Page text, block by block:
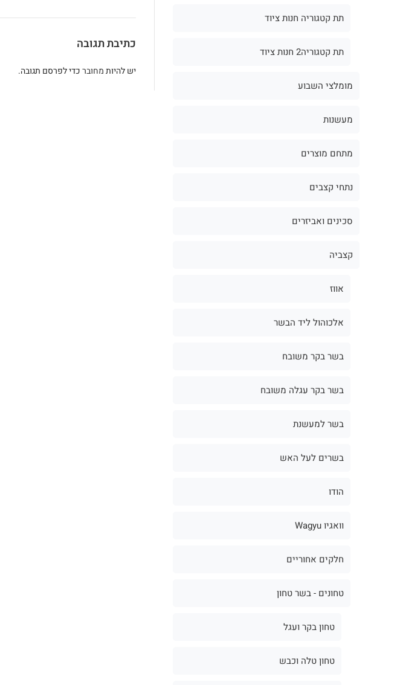
כתיבת תגובה
יש להיותמחוברכדי לפרסם תגובה.
תת קטגוריה חנות ציוד
תת קטגוריה2 חנות ציוד
מומלצי השבוע
מעשנות
מתחם מוצרים
נתחי קצבים
סכינים ואביזרים
קצביה
אווז
אלכוהול ליד הבשר
בשר בקר משובח
בשר בקר עגלה משובח
בשר למעשנת
בשרים לעל האש
הודו
וואגיו Wagyu
חלקים אחוריים
טחונים - בשר טחון
טחון בקר ועגל
טחון טלה וכבש